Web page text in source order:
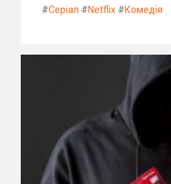
#Серіал #Netflix #Комедія